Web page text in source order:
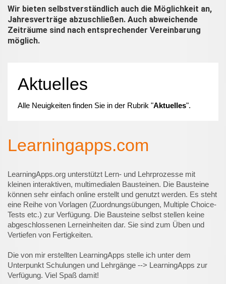
Wir bieten selbstverständlich auch die Möglichkeit an,
Jahresverträge abzuschließen. Auch abweichende
Zeiträume sind nach entsprechender Vereinbarung
möglich.
Aktuelles
Alle Neuigkeiten finden Sie in der Rubrik "Aktuelles".
Learningapps.com
LearningApps.org unterstützt Lern- und Lehrprozesse mit
kleinen interaktiven, multimedialen Bausteinen. Die Bausteine
können sehr einfach online erstellt und genutzt werden. Es steht
eine Reihe von Vorlagen (Zuordnungsübungen, Multiple Choice-
Tests etc.) zur Verfügung. Die Bausteine selbst stellen keine
abgeschlossenen Lerneinheiten dar. Sie sind zum Üben und
Vertiefen von Fertigkeiten.
Die von mir erstellten LearningApps stelle ich unter dem
Unterpunkt Schulungen und Lehrgänge --> LearningApps zur
Verfügung. Viel Spaß damit!